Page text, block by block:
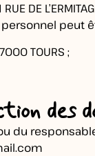
DE
peut
TOURS ;
des
du